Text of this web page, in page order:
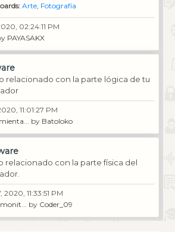
Arte Fotografía
02:24:11 PM
PAYASAKX
relacionado con la parte lógica de tu
11:01:27 PM
by Batoloko
relacionado con la parte física del
2020, 11:33:51 PM
by Coder_09